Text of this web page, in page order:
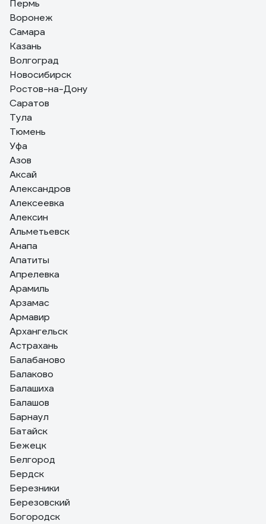
Виктор Г.
Ровный рез (нет отклонений в верхней и нижней линии
реза на брусе 100 мм).
Пермь
Воронеж
Самара
Казань
Волгоград
Новосибирск
Ростов-на-Дону
Саратов
Тула
Тюмень
Уфа
Азов
Аксай
Александров
Алексеевка
Алексин
Альметьевск
Анапа
Апатиты
Апрелевка
Арамиль
Арзамас
Армавир
Архангельск
Астрахань
Балабаново
Балаково
Балашиха
Балашов
Барнаул
Батайск
Бежецк
Белгород
Бердск
Березники
Березовский
Богородск